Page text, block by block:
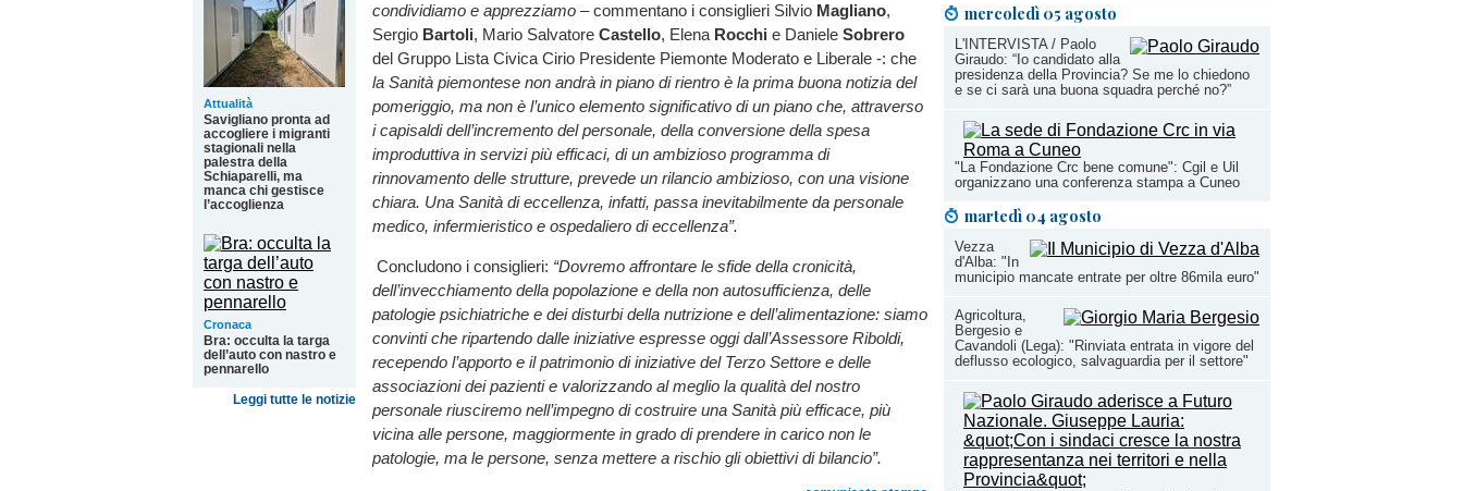
mercoledì 05 agosto
L'INTERVISTA / Paolo
Giraudo: “Io candidato alla
presidenza della Provincia? Se me lo chiedono
e se ci sarà una buona squadra perché no?”
"La Fondazione Crc bene comune": Cgil e Uil
organizzano una conferenza stampa a Cuneo
martedì 04 agosto
Vezza
d'Alba: "In
municipio mancate entrate per oltre 86mila euro"
Agricoltura,
Bergesio e
Cavandoli (Lega): "Rinviata entrata in vigore del
deflusso ecologico, salvaguardia per il settore"
Attualità
Savigliano pronta ad
accogliere i migranti
stagionali nella
palestra della
Schiaparelli, ma
manca chi gestisce
l’accoglienza
Cronaca
Bra: occulta la targa
dell’auto con nastro e
pennarello
Leggi tutte le notizie
condividiamo e apprezziamo –commentano i consiglieri Silvio Magliano,
Sergio Bartoli, Mario Salvatore Castello, Elena Rocchi e Daniele Sobrero
del Gruppo Lista Civica Cirio Presidente Piemonte Moderato e Liberale -: che
la Sanità piemontese non andrà in piano di rientro è la prima buona notizia del
pomeriggio, ma non è l’unico elemento significativo di un piano che, attraverso
i capisaldi dell’incremento del personale, della conversione della spesa
improduttiva in servizi più efficaci, di un ambizioso programma di
rinnovamento delle strutture, prevede un rilancio ambizioso, con una visione
chiara. Una Sanità di eccellenza, infatti, passa inevitabilmente da personale
medico, infermieristico e ospedaliero di eccellenza”.
Concludono i consiglieri: “Dovremo affrontare le sfide della cronicità,
dell’invecchiamento della popolazione e della non autosufficienza, delle
patologie psichiatriche e dei disturbi della nutrizione e dell’alimentazione: siamo
convinti che ripartendo dalle iniziative espresse oggi dall’Assessore Riboldi,
recependo l’apporto e il patrimonio di iniziative del Terzo Settore e delle
associazioni dei pazienti e valorizzando al meglio la qualità del nostro
personale riusciremo nell’impegno di costruire una Sanità più efficace, più
vicina alle persone, maggiormente in grado di prendere in carico non le
patologie, ma le persone, senza mettere a rischio gli obiettivi di bilancio”.